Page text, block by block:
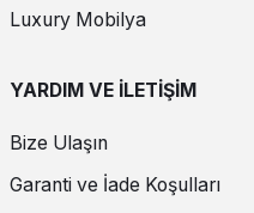
Luxury Mobilya
YARDIM VE İLETİŞİM
Bize Ulaşın
Garanti ve İade Koşulları